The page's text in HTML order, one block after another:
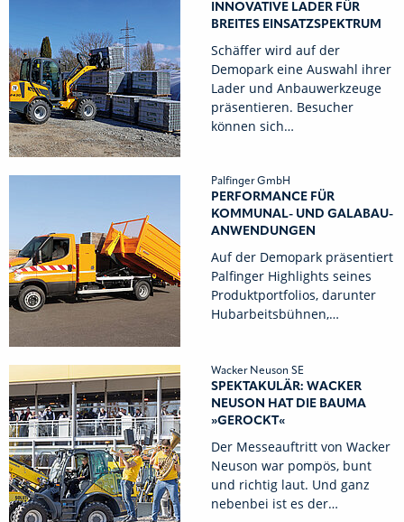
INNOVATIVE LADER FÜR
BREITES EINSATZSPEKTRUM
Schäffer wird auf der
Demopark eine Auswahl ihrer
Lader und Anbauwerkzeuge
präsentieren. Besucher
können sich…
Palfinger GmbH
PERFORMANCE FÜR
KOMMUNAL- UND GALABAU-
ANWENDUNGEN
Auf der Demopark präsentiert
Palfinger Highlights seines
Produktportfolios, darunter
Hubarbeitsbühnen,…
Wacker Neuson SE
SPEKTAKULÄR: WACKER
NEUSON HAT DIE BAUMA
»GEROCKT«
Der Messeauftritt von Wacker
Neuson war pompös, bunt
und richtig laut. Und ganz
nebenbei ist es der…